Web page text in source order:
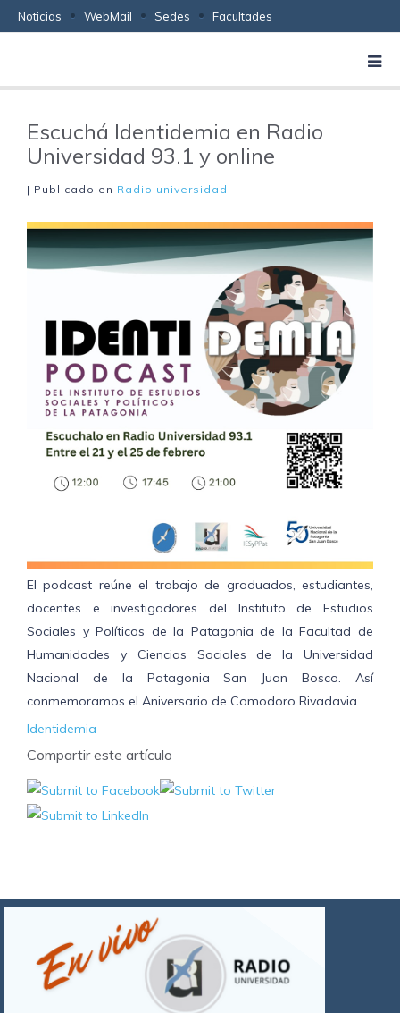
Noticias WebMail Sedes Facultades
Escuchá Identidemia en Radio
Universidad 93.1 y online
| Publicado en Radio universidad
El podcast reúne el trabajo de graduados, estudiantes,
docentes e investigadores del Instituto de Estudios
Sociales y Políticos de la Patagonia de la Facultad de
Humanidades y Ciencias Sociales de la Universidad
Nacional de la Patagonia San Juan Bosco. Así
conmemoramos el Aniversario de Comodoro Rivadavia.
Identidemia
Compartir este artículo